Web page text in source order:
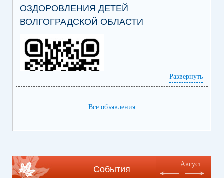
ОЗДОРОВЛЕНИЯ ДЕТЕЙ
ВОЛГОГРАДСКОЙ ОБЛАСТИ
содействия развитию сферы отдыха и
https://centrleto.ru
Развернуть
Все объявления
События
Август